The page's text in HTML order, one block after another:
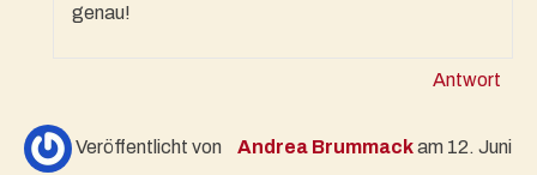
genau!
Antwort
Veröffentlicht von Andrea Brummackam 12. Juni